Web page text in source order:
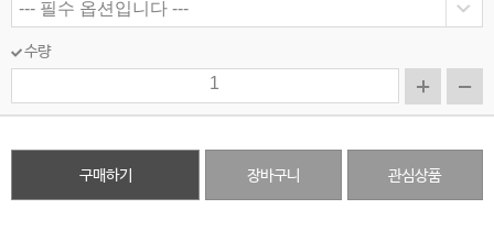
수량
구매하기 장바구니 관심상품